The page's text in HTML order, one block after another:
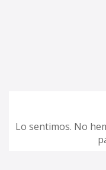
Lo sentimos. No